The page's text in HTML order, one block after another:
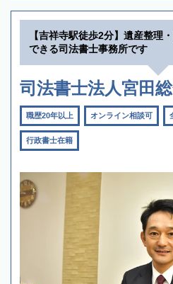
【吉祥寺駅徒歩2分】遺産整理
できる司法書士事務所です
司法書士法人宮田
職歴20年以上 オンライン相談可
行政書士在籍